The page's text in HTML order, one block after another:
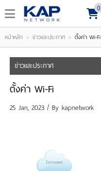
LOGIN
REGISTER
(
0
)
0
หน้าหลัก > ข่าวและประกาศ > ตั้งค่า Wi-Fi
ข่าวและประกาศ
ตั้งค่า Wi-Fi
25 Jan, 2023 / By kapnetwork